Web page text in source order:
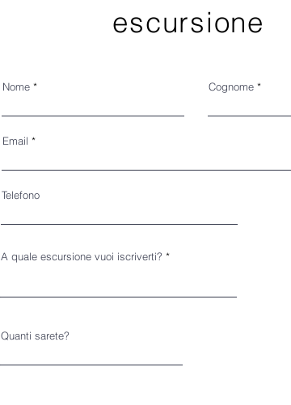
escursione
Nome Cognome
Email
Telefono
A quale escursione vuoi iscriverti?
Quanti sarete?